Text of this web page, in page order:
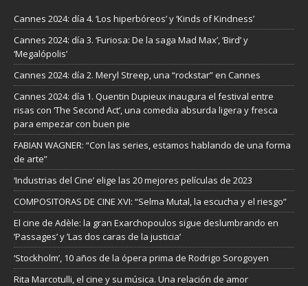
Cannes 2024: día 4. ‘Los hiperbóreos’ y ‘Kinds of Kindness’
Cannes 2024: día 3. ‘Furiosa: De la saga Mad Max’, ‘Bird’ y
‘Megalópolis’
Cannes 2024: día 2. Meryl Streep, una “rockstar” en Cannes
Cannes 2024: día 1. Quentin Dupieux inaugura el festival entre
risas con ‘The Second Act’, una comedia absurda ligera y fresca
para empezar con buen pie
FABIAN WAGNER: “Con las series, estamos hablando de una forma
de arte”
‘Industrias del Cine’ elige las 20 mejores películas de 2023
COMPOSITORAS DE CINE XVI: “Selma Mutal, la escucha y el riesgo”
El cine de Adèle: la gran Exarchopoulos sigue deslumbrando en
’Passages’ y ’Las dos caras de la justicia’
‘Stockholm’, 10 años de la ópera prima de Rodrigo Sorogoyen
Rita Marcotulli, el cine y su música. Una relación de amor